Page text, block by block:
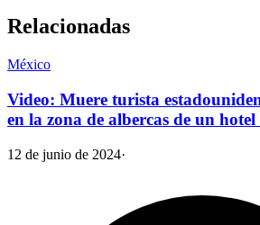
Relacionadas
México
Video: Muere turista
en la zona de albercas de un
12 de junio de 2024·